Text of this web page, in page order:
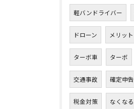
軽バンドライバー
ドローン メリット
ターボ車 ターボ
交通事故 確定申告
税金対策 なくなる